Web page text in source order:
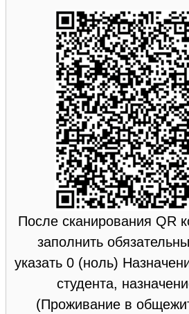
После сканирования QR
заполнить
указать 0 (ноль)
студента,
(Проживание в